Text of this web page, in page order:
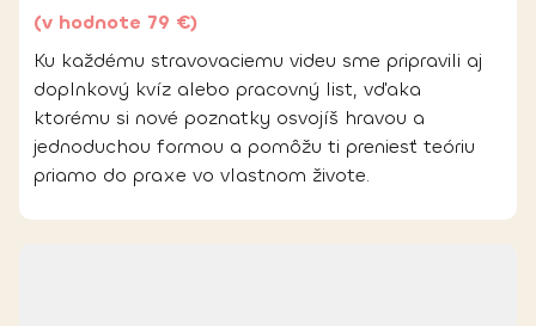
(v hodnote 79 €)
Ku každému stravovaciemu videu sme pripravili aj
doplnkový kvíz alebo pracovný list, vďaka
ktorému si nové poznatky osvojíš hravou a
jednoduchou formou a pomôžu ti preniesť teóriu
priamo do praxe vo vlastnom živote.